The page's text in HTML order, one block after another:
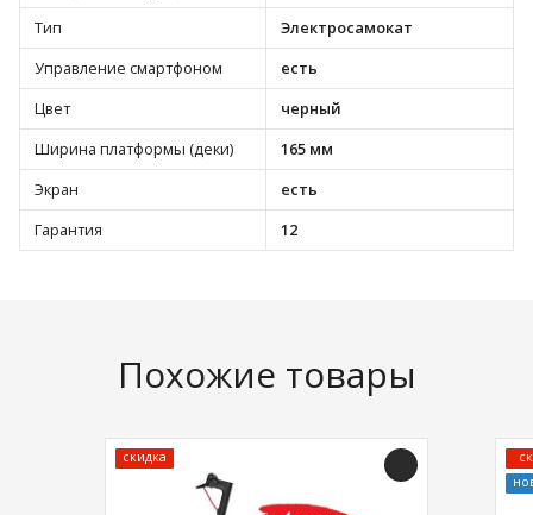
Тип
Электросамокат
Управление смартфоном
есть
Цвет
черный
Ширина платформы (деки)
165 мм
Экран
есть
Гарантия
12
Похожие товары
скидка